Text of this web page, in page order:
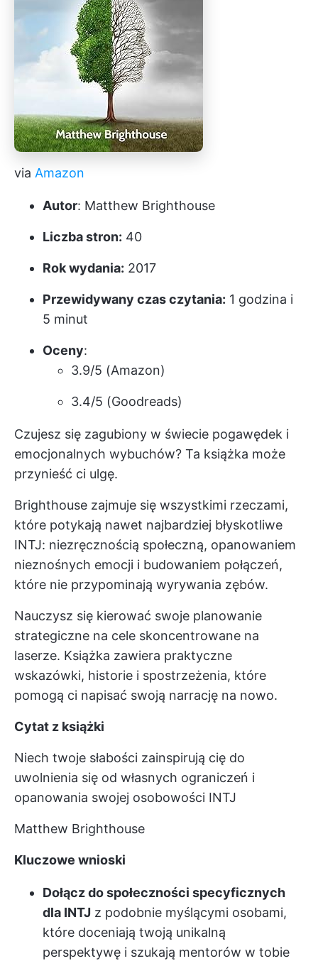
via Amazon
Autor: Matthew Brighthouse
Liczba stron: 40
Rok wydania: 2017
Przewidywany czas czytania: 1 godzina i
5 minut
Oceny:
3.9/5 (Amazon)
3.4/5 (Goodreads)
Czujesz się zagubiony w świecie pogawędek i
emocjonalnych wybuchów? Ta książka może
przynieść ci ulgę.
Brighthouse zajmuje się wszystkimi rzeczami,
które potykają nawet najbardziej błyskotliwe
INTJ: niezręcznością społeczną, opanowaniem
nieznośnych emocji i budowaniem połączeń,
które nie przypominają wyrywania zębów.
Nauczysz się kierować swoje planowanie
strategiczne na cele skoncentrowane na
laserze. Książka zawiera praktyczne
wskazówki, historie i spostrzeżenia, które
pomogą ci napisać swoją narrację na nowo.
Cytat z książki
Niech twoje słabości zainspirują cię do
uwolnienia się od własnych ograniczeń i
opanowania swojej osobowości INTJ
Matthew Brighthouse
Kluczowe wnioski
Dołącz do społeczności specyficznych
dla INTJ z podobnie myślącymi osobami,
które doceniają twoją unikalną
perspektywę i szukają mentorów w tobie